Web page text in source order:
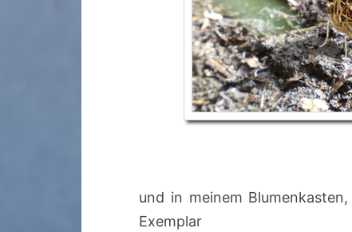
und in meinem
Exemplar